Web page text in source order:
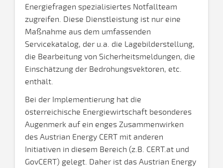
Energiefragen spezialisiertes Notfallteam
zugreifen. Diese Dienstleistung ist nur eine
Maßnahme aus dem umfassenden
Servicekatalog, der u.a. die Lagebilderstellung,
die Bearbeitung von Sicherheitsmeldungen, die
Einschätzung der Bedrohungsvektoren, etc.
enthält.
Bei der Implementierung hat die
österreichische Energiewirtschaft besonderes
Augenmerk auf ein enges Zusammenwirken
des Austrian Energy CERT mit anderen
Initiativen in diesem Bereich (z.B. CERT.at und
GovCERT) gelegt. Daher ist das Austrian Energy